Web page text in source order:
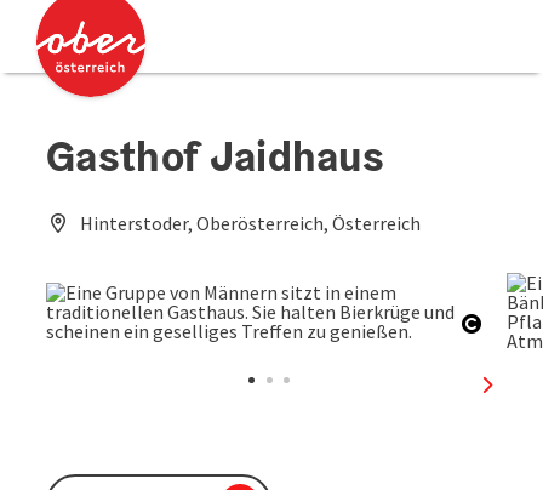
Zum Inhalt
Zum Seitenanfang
Gasthof Jaidhaus
Hinterstoder, Oberösterreich, Österreich